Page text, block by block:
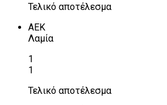
Τελικό αποτέλεσμα
ΑΕΚ
Λαμία
1
1
Τελικό αποτέλεσμα